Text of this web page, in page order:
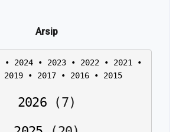
Arsip
• 2024 • 2023 • 2022 • 2021
2019 • 2017 • 2016 • 2015
2026 (7)